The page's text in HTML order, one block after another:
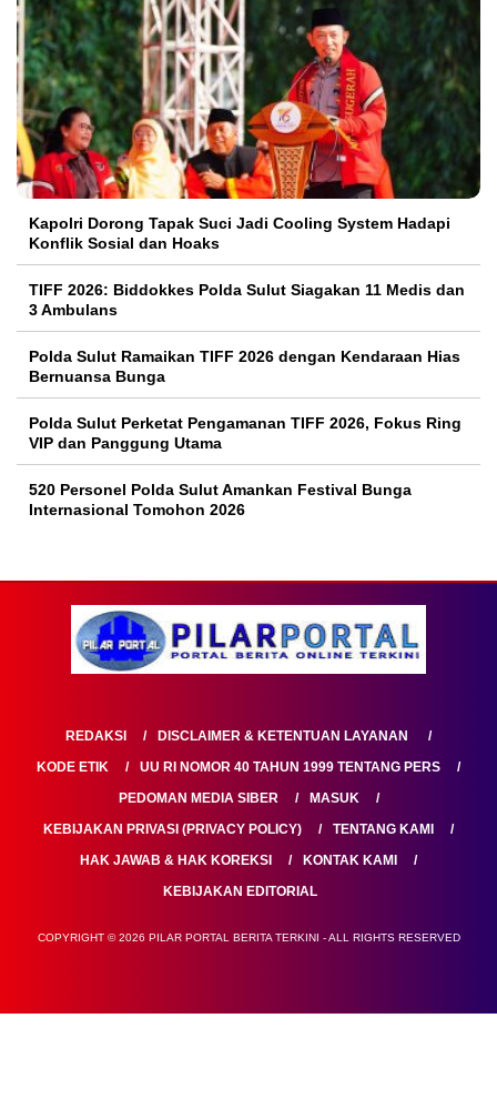
Kapolri Dorong Tapak Suci Jadi Cooling System Hadapi
Konflik Sosial dan Hoaks
TIFF 2026: Biddokkes Polda Sulut Siagakan 11 Medis dan
3 Ambulans
Polda Sulut Ramaikan TIFF 2026 dengan Kendaraan Hias
Bernuansa Bunga
Polda Sulut Perketat Pengamanan TIFF 2026, Fokus Ring
VIP dan Panggung Utama
520 Personel Polda Sulut Amankan Festival Bunga
Internasional Tomohon 2026
REDAKSI
DISCLAIMER & KETENTUAN LAYANAN
KODE ETIK
UU RI NOMOR 40 TAHUN 1999 TENTANG PERS
PEDOMAN MEDIA SIBER
MASUK
KEBIJAKAN PRIVASI (PRIVACY POLICY)
TENTANG KAMI
HAK JAWAB & HAK KOREKSI
KONTAK KAMI
KEBIJAKAN EDITORIAL
COPYRIGHT © 2026 PILAR PORTAL BERITA TERKINI - ALL RIGHTS RESERVED